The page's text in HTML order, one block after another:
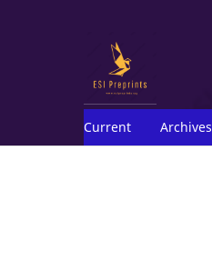
Current Archives